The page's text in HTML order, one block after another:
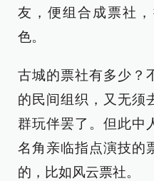
友，便组合成票社
色。
古城的票社有多少？
的民间组织，又无须
群玩伴罢了。但此中
名角亲临指点演技的
的，比如风云票社。